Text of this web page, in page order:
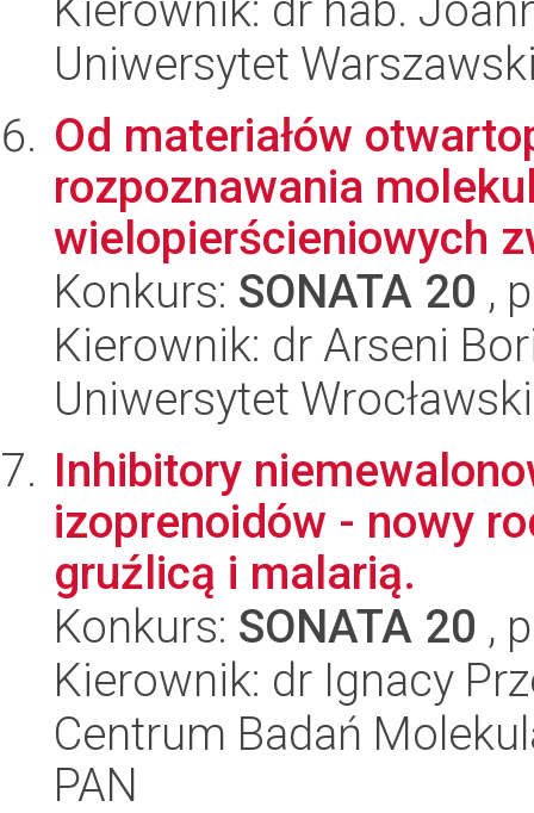
Uniwersytet
Od materiałów
rozpoznawania
wielopierścieniowych
Konkurs: SONATA 20 ,
Kierownik: dr Arseni
Uniwersytet Wrocławski
Inhibitory
izoprenoidów - nowy
gruźlicą i malarią.
Konkurs: SONATA 20 ,
Kierownik: dr Ignacy
Centrum Badań
PAN